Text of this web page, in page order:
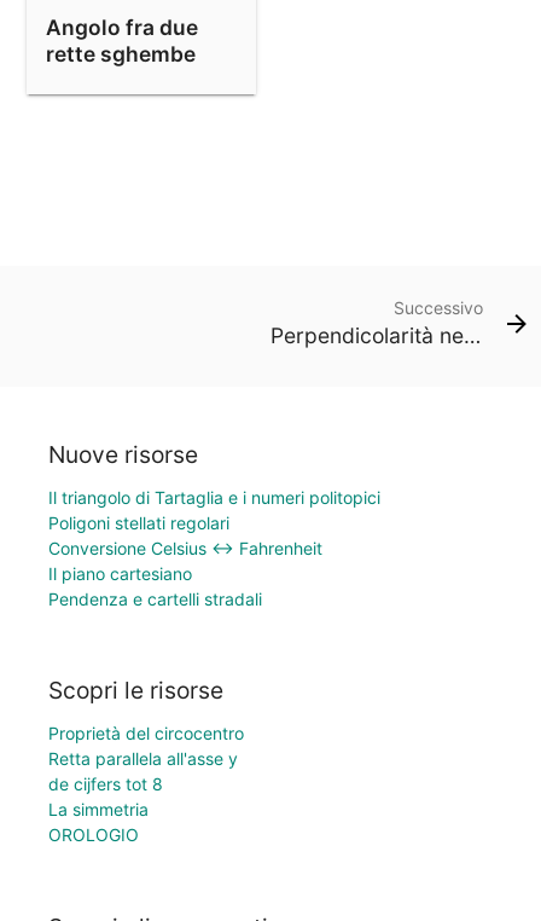
Angolo fra due
rette sghembe
Successivo
Perpendicolarità nello spazio
Nuove risorse
Il triangolo di Tartaglia e i numeri politopici
Poligoni stellati regolari
Conversione Celsius ↔ Fahrenheit
Il piano cartesiano
Pendenza e cartelli stradali
Scopri le risorse
Proprietà del circocentro
Retta parallela all'asse y
de cijfers tot 8
La simmetria
OROLOGIO